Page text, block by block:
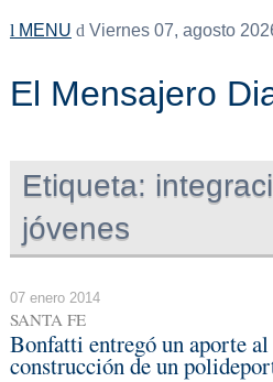
MENU Viernes 07, agosto
El Mensajero
Etiqueta:
jóvenes
07 enero 2014
SANTA FE
Bonfatti entregó un aporte
construcción de un